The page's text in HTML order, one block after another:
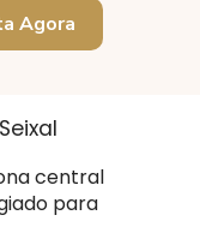
Agora
central
para